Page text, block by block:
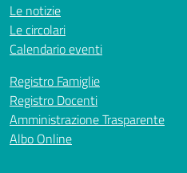
Le notizie
Le circolari
Calendario eventi
Registro Famiglie
Registro Docenti
Amministrazione Trasparente
Albo Online